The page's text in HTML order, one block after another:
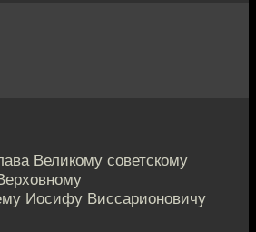
Великому советскому
Иосифу Виссарионовичу